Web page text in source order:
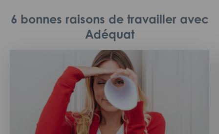
6 bonnes raisons de travailler avec
Adéquat